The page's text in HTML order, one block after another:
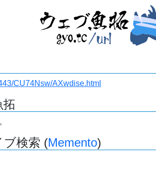
CU74Nsw/AXwdise.html
拓
ブ検索 (Memento)